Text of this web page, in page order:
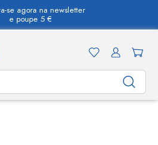
se agora na newsletter
e poupe 5 €